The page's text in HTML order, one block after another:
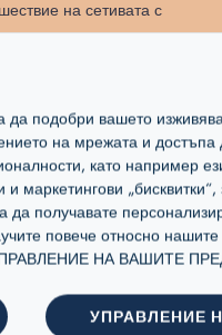
на сетивата с
да подобри вашето
на мрежата и
като например
маркетингови
да получавате
повече относно
НА ВАШИТЕ
УПРАВЛЕНИЕ